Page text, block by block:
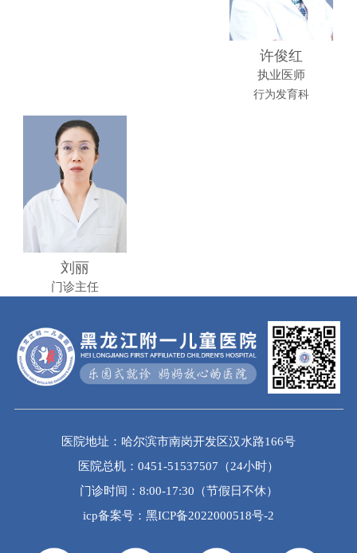
许俊红
执业医师
行为发育科
刘丽
门诊主任
医院地址：哈尔滨市南岗开发区汉水路166号
医院总机：0451-51537507（24小时）
门诊时间：8:00-17:30（节假日不休）
icp备案号：黑ICP备2022000518号-2